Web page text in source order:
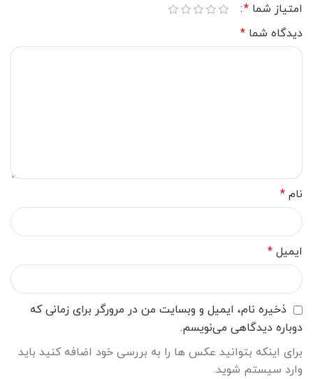
امتیاز شما *
دیدگاه شما *
نام *
ایمیل *
ذخیره نام، ایمیل و وبسایت من در مرورگر برای زمانی که
دوباره دیدگاهی می‌نویسم.
برای اینکه بتوانید عکس ها را به بررسی خود اضافه کنید باید
وارد سیستم شوید.